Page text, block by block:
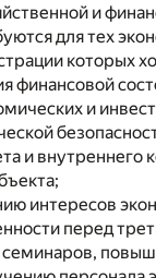
и
для тех
которых
финансовой
и
и внутреннего
интересов
перед